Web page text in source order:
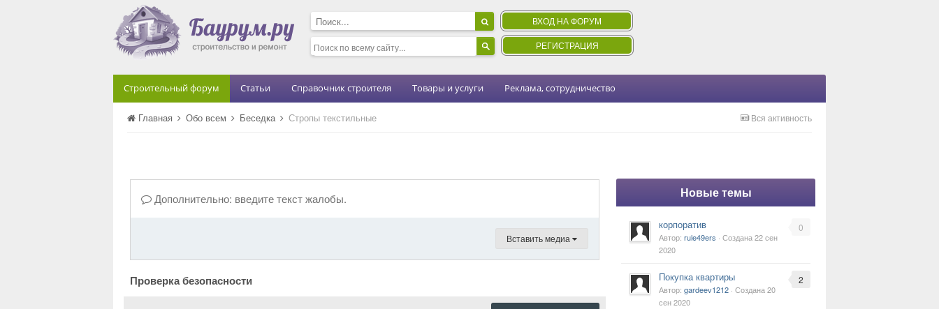
ВХОД НА ФОРУМ
РЕГИСТРАЦИЯ
Строительный форум Статьи Справочник строителя Товары и услуги Реклама, сотрудничество
Вся активность
Главная Обо всем Беседка Стропы текстильные
Дополнительно: введите текст жалобы.
Вставить медиа
Проверка безопасности
Новые темы
0
корпоратив
Автор: rule49ers · Создана22 сен
2020
2
Покупка квартиры
Автор: gardeev1212 · Создана20
сен 2020